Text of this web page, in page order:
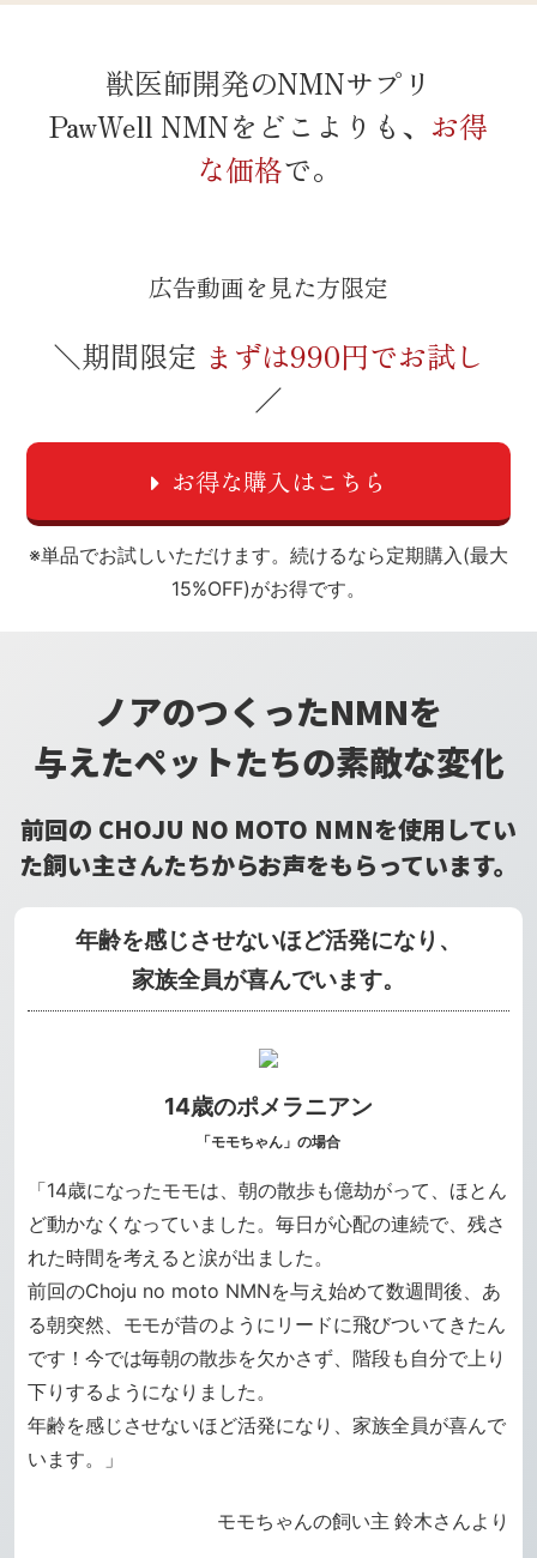
獣医師開発のNMNサプリ
PawWell NMNをどこよりも、 お得
な価格で。
広告動画を見た方限定
＼期間限定 まずは990円でお試し
／
お得な購入はこちら
※単品でお試しいただけます。続けるなら定期購入(最大
15%OFF)がお得です。
ノアのつくったNMNを
与えたペットたちの素敵な変化
前回の CHOJU NO MOTO NMNを使用してい
た飼い主さんたちからお声をもらっています。
年齢を感じさせないほど活発になり、
家族全員が喜んでいます。
14歳のポメラニアン
「モモちゃん」の場合
「14歳になったモモは、朝の散歩も億劫がって、ほとん
ど動かなくなっていました。毎日が心配の連続で、残さ
れた時間を考えると涙が出ました。
前回のChoju no moto NMNを与え始めて数週間後、あ
る朝突然、モモが昔のようにリードに飛びついてきたん
です！今では毎朝の散歩を欠かさず、階段も自分で上り
下りするようになりました。
年齢を感じさせないほど活発になり、家族全員が喜んで
います。」
モモちゃんの飼い主 鈴木さんより